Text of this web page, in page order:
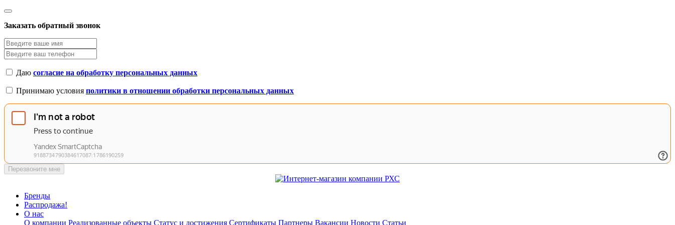
Заказать обратный звонок
Даю согласие на обработку персональных данных
Принимаю условия политики в отношении обработки персональных данных
Перезвоните мне
Бренды
Распродажа!
О нас
О компании Реализованные объекты Статус и достижения Сертификаты Партнеры Вакансии Новости Статьи